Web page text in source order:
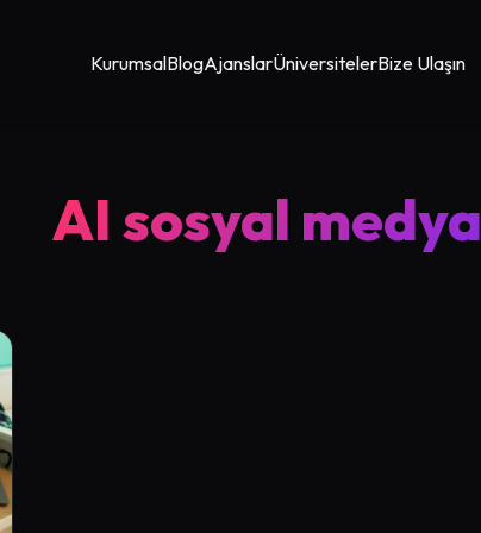
KurumsalBlogAjanslarÜniversitelerBize Ulaşın
AI sosyal medya